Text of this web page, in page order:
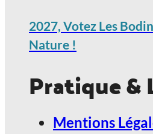
2027, Votez Les
Nature !
Pratique &
Mentions